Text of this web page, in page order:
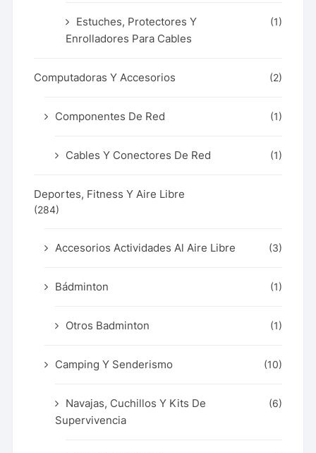
Estuches, Protectores Y
Enrolladores Para Cables
(1)
Computadoras Y Accesorios (2)
Componentes De Red (1)
Cables Y Conectores De Red (1)
Deportes, Fitness Y Aire Libre
(284)
Accesorios Actividades Al Aire Libre (3)
Bádminton (1)
Otros Badminton (1)
Camping Y Senderismo (10)
Navajas, Cuchillos Y Kits De
Supervivencia
(6)